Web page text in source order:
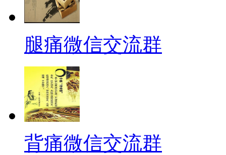
腿痛微信交流群
背痛微信交流群